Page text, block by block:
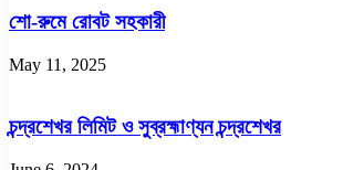
শো-রুমে রোবট সহকারী
May 11, 2025
চন্দ্রশেখর লিমিট ও সুব্রহ্মাণ্যন চন্দ্রশেখর